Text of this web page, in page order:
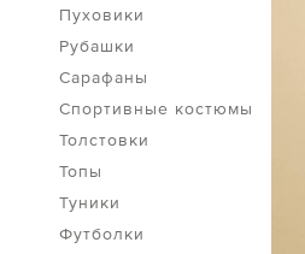
Пуховики
Рубашки
Сарафаны
Спортивные костюмы
Толстовки
Топы
Туники
Футболки